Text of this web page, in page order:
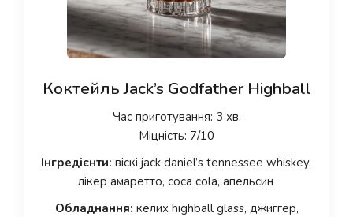
Коктейль Jack’s Godfather Highball
Час приготування: 3 хв.
Міцність: 7/10
Інгредієнти: віскі jack daniel’s tennessee whiskey,
лікер амаретто, coca cola, апельсин
Обладнання: келих highball glass, джиггер,